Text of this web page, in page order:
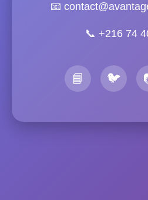
📧
📞 +216 74
📘 🐦